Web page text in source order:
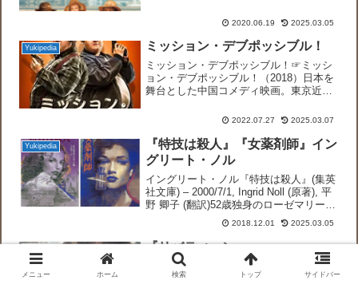
ェで、母が亡くなった少年が、父の英国
カルなマギー・スミス...
2020.06.19 2025.03.05
Yukipedia ミッション・デブポッシブル！
ミッション・デブポッシブル！☞ミッシ
ョン・デブポッシブル！（2018）日本を
舞台とした中国コメディ映画。東京近郊
国人青年と、銃の怪我が原因の甲状腺異
になった元辣腕の中...
2022.07.27 2025.03.07
Yukipedia
『特技は殺人』『女薬剤師』イン
グリート・ノル
イングリート・ノル『特技は殺人』(集英
社文庫) – 2000/7/1, Ingrid Noll (原著), 平
野 卿子 (翻訳)52歳独身のローゼマリーの
恋。ヴィサンブールへのハイキング。ホ
テルの料理アルザス風テリーヌは、豚の
しっぽ、羊の肩...
2018.12.01 2025.03.05
『リバティーン』
リバティーン王政復古時代チャールズ２
世国王に愛された放蕩詩人ロチェスター
メニュー ホーム 検索 トップ サイドバー